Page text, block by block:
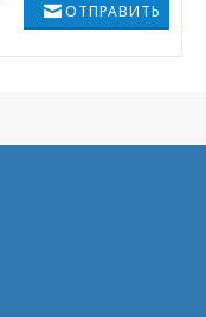
ОТПРАВИТЬ